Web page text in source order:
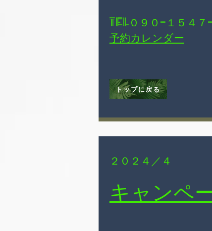
TEL０９０−１５４７
予約カレンダー
トップに戻る
２０２４／４
キャンペ